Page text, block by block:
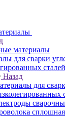
материалы
для сварки
сталей
Назад
для
сплошная